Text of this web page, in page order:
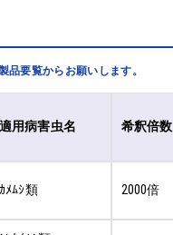
品要覧からお願いします。
適用病害虫名 希釈倍数
ｶﾒﾑｼ類 2000倍